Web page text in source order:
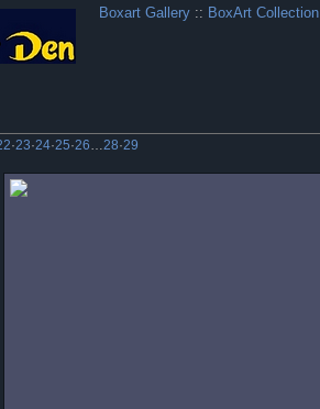
Boxart Gallery :: BoxArt Collection
·23·24·25·26 28·29